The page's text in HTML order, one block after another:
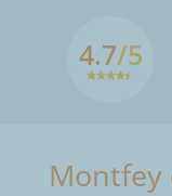
4.7/5
Montfey